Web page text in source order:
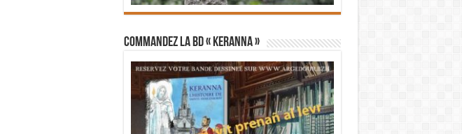
Commandez la BD « Keranna »